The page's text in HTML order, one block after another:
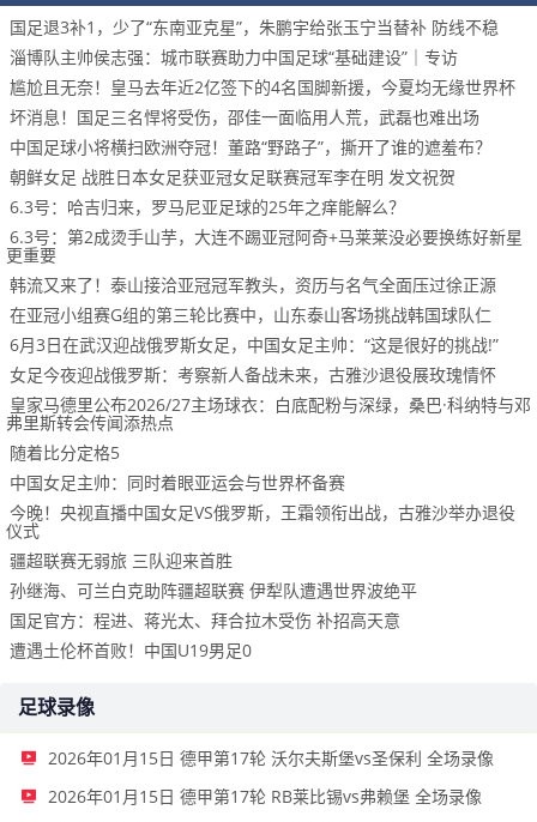
国足退3补1，少了“东南亚克星”，朱鹏宇给张玉宁当替补 防线不稳
淄博队主帅侯志强：城市联赛助力中国足球“基础建设”｜专访
尴尬且无奈！皇马去年近2亿签下的4名国脚新援，今夏均无缘世界杯
坏消息！国足三名悍将受伤，邵佳一面临用人荒，武磊也难出场
中国足球小将横扫欧洲夺冠！董路“野路子”，撕开了谁的遮羞布？
朝鲜女足 战胜日本女足获亚冠女足联赛冠军李在明 发文祝贺
6.3号：哈吉归来，罗马尼亚足球的25年之痒能解么？
6.3号：第2成烫手山芋，大连不踢亚冠阿奇+马莱莱没必要换练好新星
更重要
韩流又来了！泰山接洽亚冠冠军教头，资历与名气全面压过徐正源
在亚冠小组赛G组的第三轮比赛中，山东泰山客场挑战韩国球队仁
6月3日在武汉迎战俄罗斯女足，中国女足主帅：“这是很好的挑战!”
女足今夜迎战俄罗斯：考察新人备战未来，古雅沙退役展玫瑰情怀
皇家马德里公布2026/27主场球衣：白底配粉与深绿，桑巴·科纳特与邓
弗里斯转会传闻添热点
随着比分定格5
中国女足主帅：同时着眼亚运会与世界杯备赛
今晚！央视直播中国女足VS俄罗斯，王霜领衔出战，古雅沙举办退役
仪式
疆超联赛无弱旅 三队迎来首胜
孙继海、可兰白克助阵疆超联赛 伊犁队遭遇世界波绝平
国足官方：程进、蒋光太、拜合拉木受伤 补招高天意
遭遇土伦杯首败！中国U19男足0
足球录像
2026年01月15日 德甲第17轮 沃尔夫斯堡vs圣保利 全场录像
2026年01月15日 德甲第17轮 RB莱比锡vs弗赖堡 全场录像